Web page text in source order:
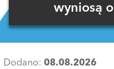
wyniosą
Dodano: 08.08.2026